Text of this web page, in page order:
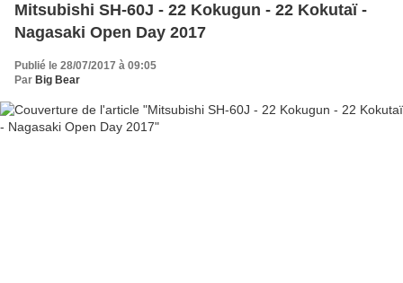
Mitsubishi SH-60J - 22 Kokugun - 22 Kokutaï -
Nagasaki Open Day 2017
Publié le 28/07/2017 à 09:05
Par Big Bear